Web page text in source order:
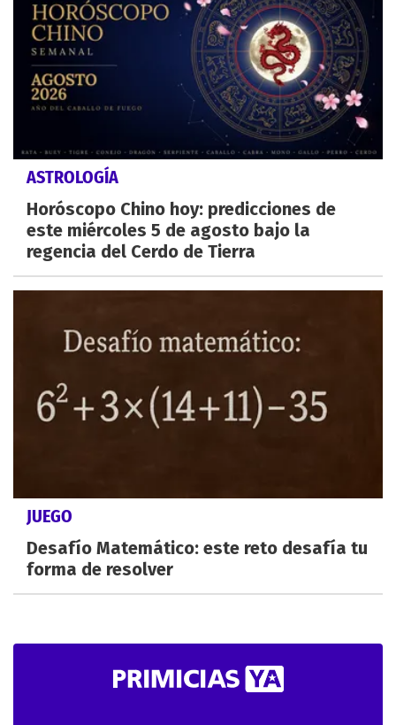
ASTROLOGÍA
Horóscopo Chino hoy: predicciones de
este miércoles 5 de agosto bajo la
regencia del Cerdo de Tierra
JUEGO
Desafío Matemático: este reto desafía tu
forma de resolver